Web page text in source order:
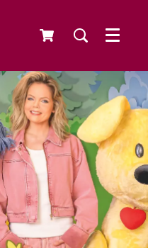
Menu